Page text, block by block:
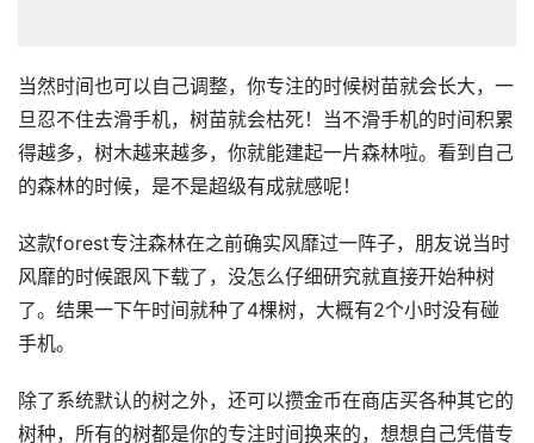
当然时间也可以自己调整，你专注的时候树苗就会长大，一
旦忍不住去滑手机，树苗就会枯死！当不滑手机的时间积累
得越多，树木越来越多，你就能建起一片森林啦。看到自己
的森林的时候，是不是超级有成就感呢！
这款forest专注森林在之前确实风靡过一阵子，朋友说当时
风靡的时候跟风下载了，没怎么仔细研究就直接开始种树
了。结果一下午时间就种了4棵树，大概有2个小时没有碰
手机。
除了系统默认的树之外，还可以攒金币在商店买各种其它的
树种，所有的树都是你的专注时间换来的，想想自己凭借专